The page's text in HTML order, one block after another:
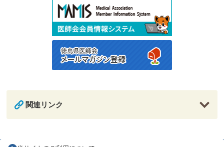
関連リンク